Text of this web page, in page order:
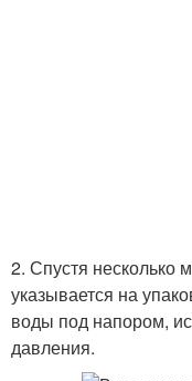
2. Спустя несколько
указывается на
воды под напором,
давления.